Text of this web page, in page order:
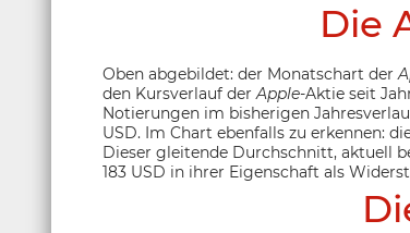
Die
Oben abgebildet: der Monatschart der
den Kursverlauf derApple-Aktie seit
Notierungen im bisherigen
USD. Im Chart ebenfalls zu erkennen:
Dieser gleitende Durchschnitt, aktuell
183 USD in ihrer Eigenschaft als